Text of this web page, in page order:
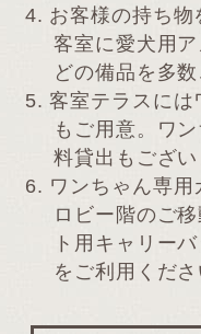
4. お客様の持ち物
客室に愛犬用
どの備品を多
5.客室テラスには
もご用意。ワ
料貸出もござい
6. ワンちゃん専
ロビー階のご
ト用キャリー
をご利用くださ